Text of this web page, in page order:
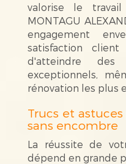
valorise le
MONTAGU
engagement
satisfaction
d'atteindre
exceptionnels,
rénovation les plus
Trucs et
sans encombre
La réussite de
dépend en grande